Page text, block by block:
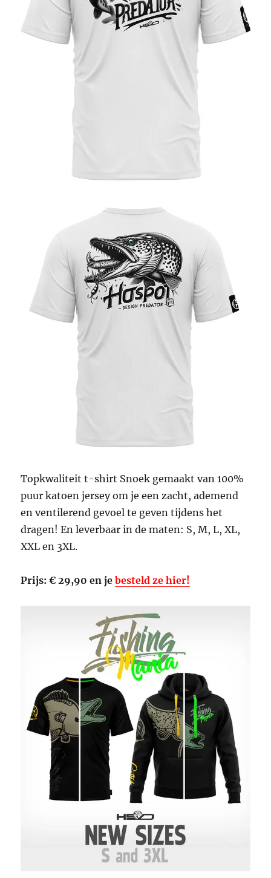
Topkwaliteit t-shirt Snoek gemaakt van 100%
puur katoen jersey om je een zacht, ademend
en ventilerend gevoel te geven tijdens het
dragen! En leverbaar in de maten: S, M, L, XL,
XXL en 3XL.
Prijs: € 29,90 en je besteld ze hier!